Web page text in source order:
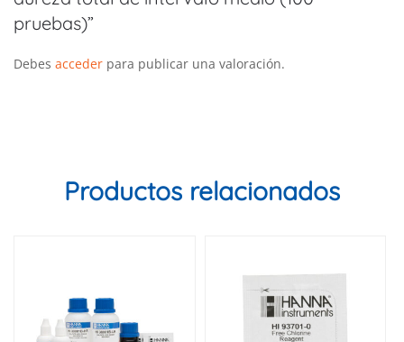
pruebas)”
Debes acceder para publicar una valoración.
Productos relacionados